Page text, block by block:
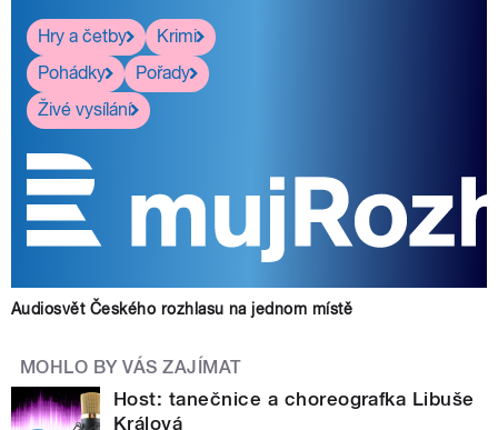
Hry a četby
Krimi
Pohádky
Pořady
Živé vysílání
Audiosvět Českého rozhlasu na jednom místě
MOHLO BY VÁS ZAJÍMAT
Host: tanečnice a choreografka Libuše
Králová